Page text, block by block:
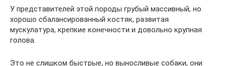
У представителей этой породы грубый массивный, но
хорошо сбалансированный костяк, развитая
мускулатура, крепкие конечности и довольно крупная
голова.
Это не слишком быстрые, но выносливые собаки, они